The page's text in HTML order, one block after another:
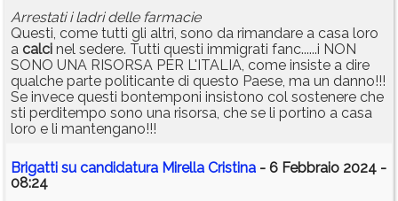
Arrestati i ladri delle farmacie
Questi, come tutti gli altri, sono da rimandare a casa loro
a calci nel sedere. Tutti questi immigrati fanc......i NON
SONO UNA RISORSA PER L'ITALIA, come insiste a dire
qualche parte politicante di questo Paese, ma un danno!!!
Se invece questi bontemponi insistono col sostenere che
sti perditempo sono una risorsa, che se li portino a casa
loro e li mantengano!!!
Brigatti su candidatura Mirella Cristina - 6 Febbraio 2024 -
08:24